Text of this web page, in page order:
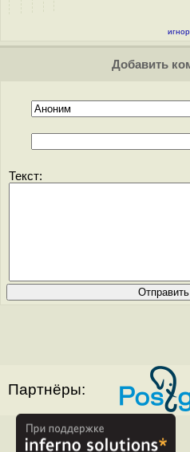
Добавить
Текст:
Партнёры: